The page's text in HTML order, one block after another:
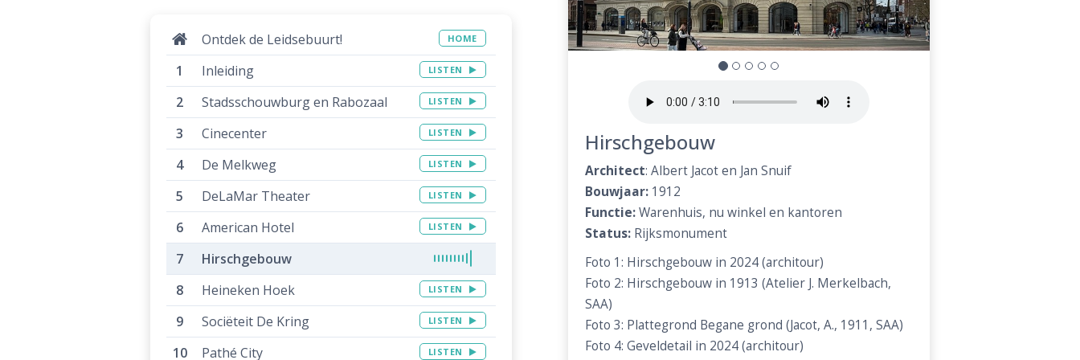
Hirschgebouw
Architect: Albert Jacot en Jan Snuif
Bouwjaar: 1912
Functie:Warenhuis, nu winkel en kantoren
Status: Rijksmonument
Foto 1: Hirschgebouw in 2024 (architour)
Foto 2: Hirschgebouw in 1913 (Atelier J. Merkelbach,
SAA)
Foto 3: Plattegrond Begane grond (Jacot, A., 1911, SAA)
Foto 4: Geveldetail in 2024 (architour)
Ontdek de Leidsebuurt! HOME
Inleiding LISTEN
Stadsschouwburg en Rabozaal LISTEN
Cinecenter LISTEN
De Melkweg LISTEN
DeLaMar Theater LISTEN
American Hotel LISTEN
Hirschgebouw
Heineken Hoek
LISTEN
Sociëteit De Kring LISTEN
Pathé City LISTEN